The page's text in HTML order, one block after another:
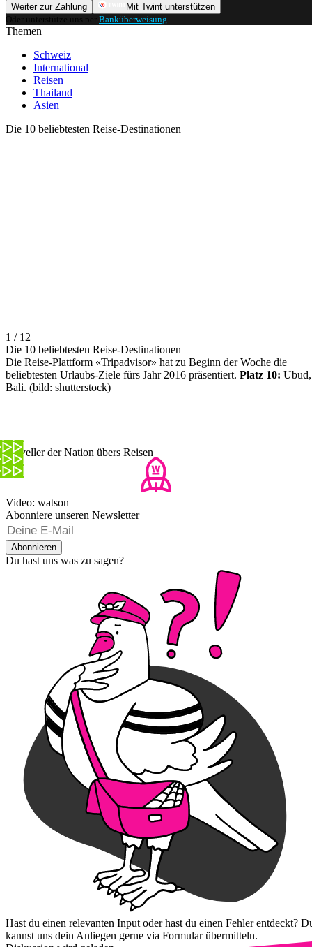
Weiter zur Zahlung
Mit Twint unterstützen
Oder unterstütze uns per Banküberweisung
Themen
Schweiz
International
Reisen
Thailand
Asien
Die 10 beliebtesten Reise-Destinationen
1 / 12
Die 10 beliebtesten Reise-Destinationen
Die Reise-Plattform «Tripadvisor» hat zu Beginn der Woche die
beliebtesten Urlaubs-Ziele fürs Jahr 2016 präsentiert. Platz 10: Ubud,
Bali. (bild: shutterstock)
Traveller der Nation übers Reisen
Video: watson
Abonniere unseren Newsletter
Abonnieren
Du hast uns was zu sagen?
Hast du einen relevanten Input oder hast du einen Fehler entdeckt?
kannst uns dein Anliegen gerne via Formular übermitteln.